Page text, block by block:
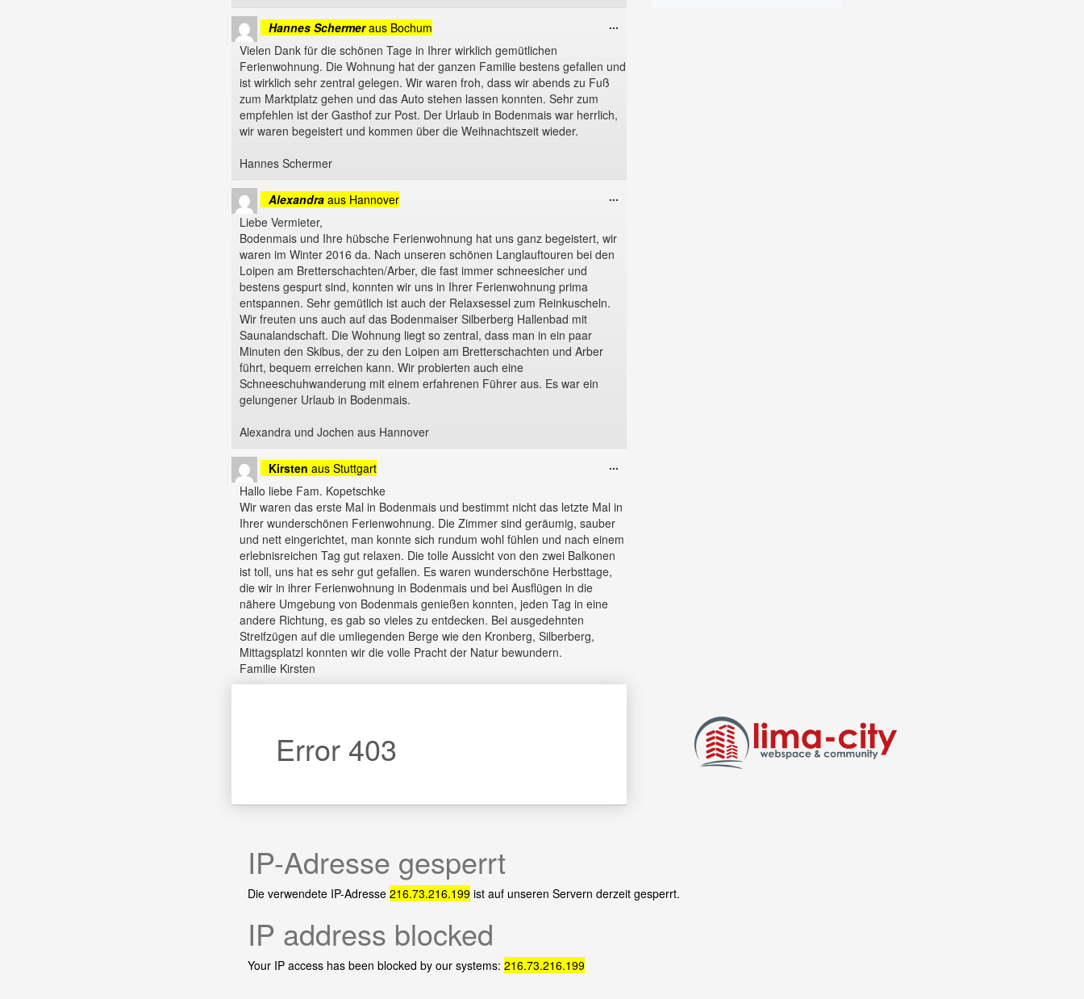
Hannes Schermer aus Bochum
Vielen Dank für die schönen Tage in Ihrer wirklich gemütlichen
Ferienwohnung. Die Wohnung hat der ganzen Familie bestens gefallen und
ist wirklich sehr zentral gelegen. Wir waren froh, dass wir abends zu Fuß
zum Marktplatz gehen und das Auto stehen lassen konnten. Sehr zum
empfehlen ist der Gasthof zur Post. Der Urlaub in Bodenmais war herrlich,
wir waren begeistert und kommen über die Weihnachtszeit wieder.
Hannes Schermer
...
Alexandra aus Hannover
Liebe Vermieter,
Bodenmais und Ihre hübsche Ferienwohnung hat uns ganz begeistert, wir
waren im Winter 2016 da. Nach unseren schönen Langlauftouren bei den
Loipen am Bretterschachten/Arber, die fast immer schneesicher und
bestens gespurt sind, konnten wir uns in Ihrer Ferienwohnung prima
entspannen. Sehr gemütlich ist auch der Relaxsessel zum Reinkuscheln.
Wir freuten uns auch auf das Bodenmaiser Silberberg Hallenbad mit
Saunalandschaft. Die Wohnung liegt so zentral, dass man in ein paar
Minuten den Skibus, der zu den Loipen am Bretterschachten und Arber
führt, bequem erreichen kann. Wir probierten auch eine
Schneeschuhwanderung mit einem erfahrenen Führer aus. Es war ein
gelungener Urlaub in Bodenmais.
Alexandra und Jochen aus Hannover
...
Kirsten aus Stuttgart
Hallo liebe Fam. Kopetschke
Wir waren das erste Mal in Bodenmais und bestimmt nicht das letzte Mal in
Ihrer wunderschönen Ferienwohnung. Die Zimmer sind geräumig, sauber
und nett eingerichtet, man konnte sich rundum wohl fühlen und nach einem
erlebnisreichen Tag gut relaxen. Die tolle Aussicht von den zwei Balkonen
ist toll, uns hat es sehr gut gefallen. Es waren wunderschöne Herbsttage,
die wir in ihrer Ferienwohnung in Bodenmais und bei Ausflügen in die
nähere Umgebung von Bodenmais genießen konnten, jeden Tag in eine
andere Richtung, es gab so vieles zu entdecken. Bei ausgedehnten
Streifzügen auf die umliegenden Berge wie den Kronberg, Silberberg,
Mittagsplatzl konnten wir die volle Pracht der Natur bewundern.
Familie Kirsten
...
Error 403
IP-Adresse gesperrt
Die verwendete IP-Adresse 216.73.216.199 ist auf unseren Servern derzeit gesperrt.
IP address blocked
Your IP access has been blocked by our systems: 216.73.216.199